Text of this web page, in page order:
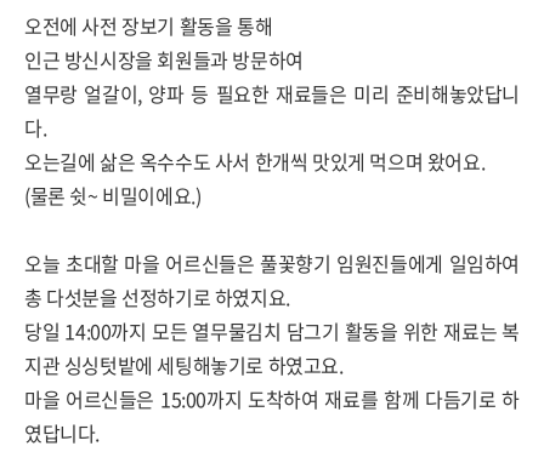
오전에 사전 장보기 활동을 통해
인근 방신시장을 회원들과 방문하여
열무랑 얼갈이, 양파 등 필요한 재료들은 미리 준비해놓았답니
다.
오는길에 삶은 옥수수도 사서 한개씩 맛있게 먹으며 왔어요.
(물론 쉿~ 비밀이에요.)
오늘 초대할 마을 어르신들은 풀꽃향기 임원진들에게 일임하여
총 다섯분을 선정하기로 하였지요.
당일 14:00까지 모든 열무물김치 담그기 활동을 위한 재료는 복
지관 싱싱텃밭에 세팅해놓기로 하였고요.
마을 어르신들은 15:00까지 도착하여 재료를 함께 다듬기로 하
였답니다.